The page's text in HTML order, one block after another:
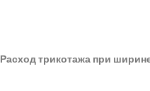
Расход трикотажа при